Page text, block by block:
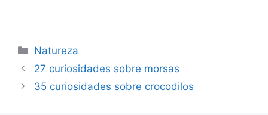
Categorias
Natureza
27 curiosidades sobre morsas
35 curiosidades sobre crocodilos